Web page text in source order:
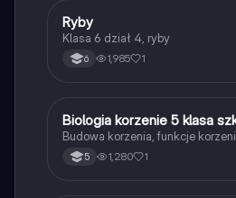
RBiologia
Ryby
Klasa 6 dział 4, ryby
6 1,985 1
BBiologia
Biologia korzenie 5 klasa
Budowa korzenia, funkcje
5 1,280 1